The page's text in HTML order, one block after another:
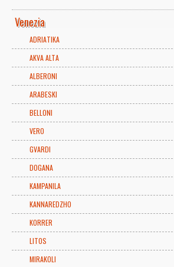
Venezia
ADRIATIKA
AKVA ALTA
ALBERONI
ARABESKI
BELLONI
VERO
GVARDI
DOGANA
KAMPANILA
KANNAREDZHO
KORRER
LITOS
MIRAKOLI